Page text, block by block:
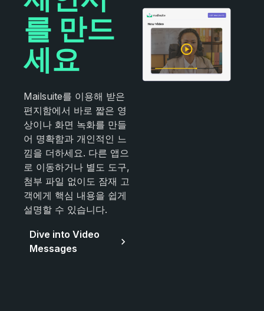
를 만드
세요
Mailsuite를 이용해 받은
편지함에서 바로 짧은 영
상이나 화면 녹화를 만들
어 명확함과 개인적인 느
낌을 더하세요. 다른 앱으
로 이동하거나 별도 도구,
첨부 파일 없이도 잠재 고
객에게 핵심 내용을 쉽게
설명할 수 있습니다.
Dive into Video
Messages